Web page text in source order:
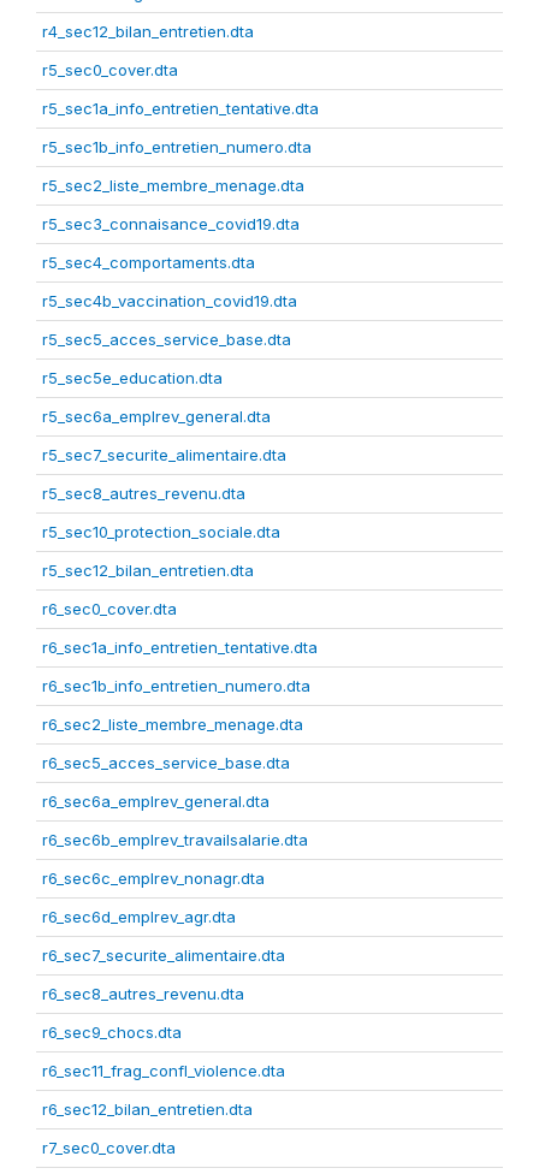
r4_sec12_bilan_entretien.dta
r5_sec0_cover.dta
r5_sec1a_info_entretien_tentative.dta
r5_sec1b_info_entretien_numero.dta
r5_sec2_liste_membre_menage.dta
r5_sec3_connaisance_covid19.dta
r5_sec4_comportaments.dta
r5_sec4b_vaccination_covid19.dta
r5_sec5_acces_service_base.dta
r5_sec5e_education.dta
r5_sec6a_emplrev_general.dta
r5_sec7_securite_alimentaire.dta
r5_sec8_autres_revenu.dta
r5_sec10_protection_sociale.dta
r5_sec12_bilan_entretien.dta
r6_sec0_cover.dta
r6_sec1a_info_entretien_tentative.dta
r6_sec1b_info_entretien_numero.dta
r6_sec2_liste_membre_menage.dta
r6_sec5_acces_service_base.dta
r6_sec6a_emplrev_general.dta
r6_sec6b_emplrev_travailsalarie.dta
r6_sec6c_emplrev_nonagr.dta
r6_sec6d_emplrev_agr.dta
r6_sec7_securite_alimentaire.dta
r6_sec8_autres_revenu.dta
r6_sec9_chocs.dta
r6_sec11_frag_confl_violence.dta
r6_sec12_bilan_entretien.dta
r7_sec0_cover.dta